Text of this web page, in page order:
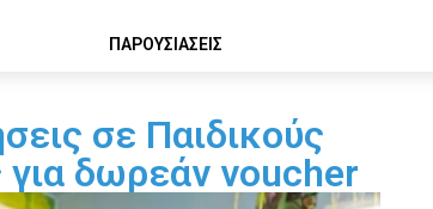
ΠΑΡΟΥΣΙΑΣΕΙΣ
σε Παιδικούς
δωρεάν voucher